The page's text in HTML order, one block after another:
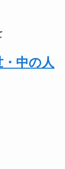
中の人